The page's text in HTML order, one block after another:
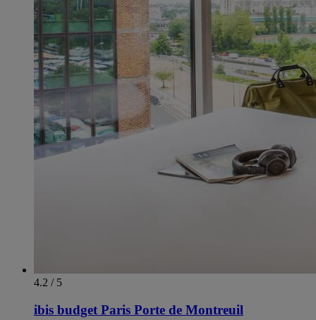
4.2 / 5
ibis budget Paris Porte de Montreuil